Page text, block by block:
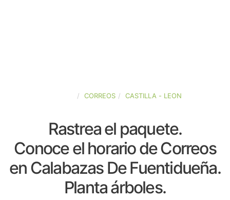
CORREOS CASTILLA - LEON
Rastrea el paquete.
Conoce el horario de Correos
en Calabazas De Fuentidueña.
Planta árboles.